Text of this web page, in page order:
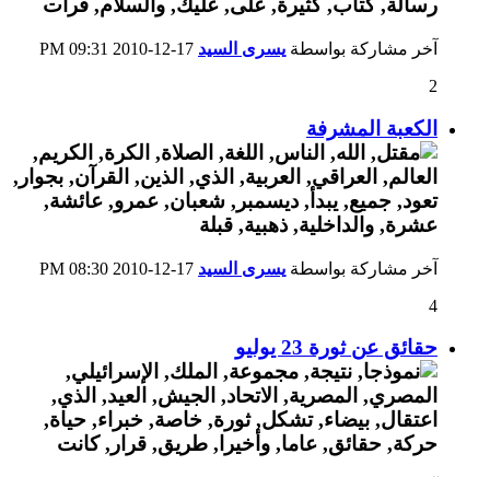
آخر مشاركة بواسطة يسرى السيد
09:31 PM
2
الكعبة المشرفة
آخر مشاركة بواسطة يسرى السيد
08:30 PM
4
حقائق عن ثورة 23 يوليو